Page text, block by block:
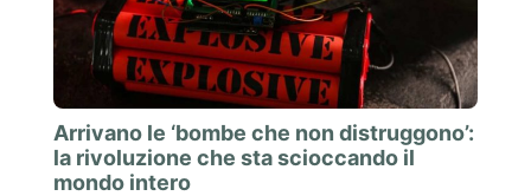
Arrivano le ‘bombe che non distruggono’:
la rivoluzione che sta scioccando il
mondo intero